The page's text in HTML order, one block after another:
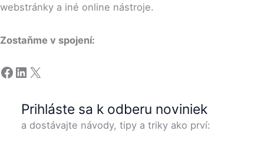
webstránky a iné online nástroje.
Zostaňme v spojení:
Facebook
LinkedIn
X
Prihláste sa k odberu noviniek
a dostávajte návody, tipy a triky ako prví: